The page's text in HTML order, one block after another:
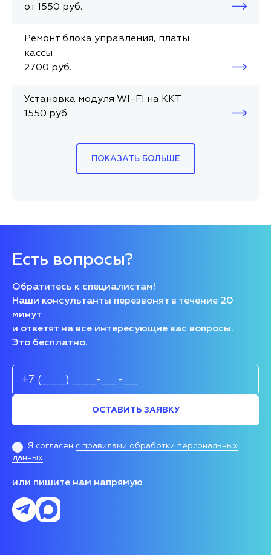
от 1550 руб.
Ремонт блока управления, платы
кассы
2700 руб.
Установка модуля WI-FI на ККТ
1550 руб.
ПОКАЗАТЬ БОЛЬШЕ
Есть вопросы?
Обратитесь к специалистам!
Наши консультанты перезвонят в течение 20
минут
и ответят на все интересующие вас вопросы.
Это бесплатно.
ОСТАВИТЬ ЗАЯВКУ
Я согласен с правилами обработки персональных
данных
или пишите нам напрямую